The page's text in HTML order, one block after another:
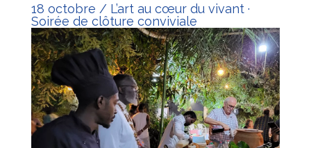
18 octobre / L’art au cœur du vivant ·
Soirée de clôture conviviale